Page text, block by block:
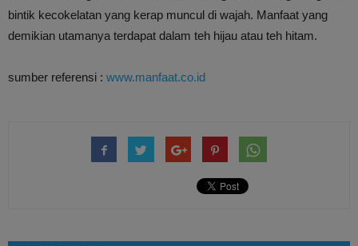
bintik kecokelatan yang kerap muncul di wajah. Manfaat yang
demikian utamanya terdapat dalam teh hijau atau teh hitam.
sumber referensi : www.manfaat.co.id